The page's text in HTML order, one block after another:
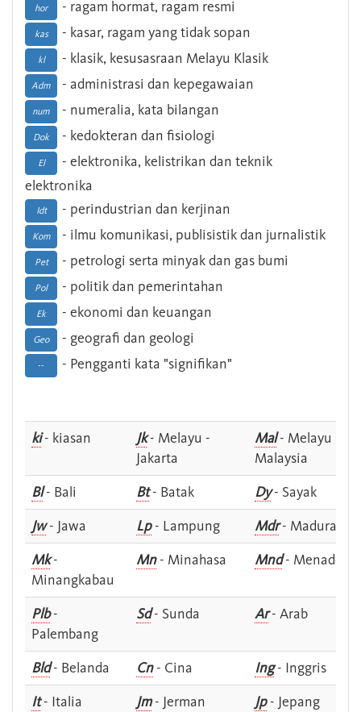
hor - ragam hormat, ragam resmi
kas - kasar, ragam yang tidak sopan
kl - klasik, kesusasraan Melayu Klasik
Adm - administrasi dan kepegawaian
num - numeralia, kata bilangan
Dok - kedokteran dan fisiologi
El
- elektronika, kelistrikan dan teknik
elektronika
Idt - perindustrian dan kerjinan
Kom - ilmu komunikasi, publisistik dan jurnalistik
Pet - petrologi serta minyak dan gas bumi
Pol - politik dan pemerintahan
Ek - ekonomi dan keuangan
Geo - geografi dan geologi
-- - Pengganti kata "signifikan"
ki- kiasan Jk- Melayu -
Jakarta
Mal- Melayu -
Malaysia
Bl- Bali Bt- Batak Dy- Sayak
Jw- Jawa Lp- Lampung Mdr- Madura
Mk-
Minangkabau
Mn- Minahasa Mnd- Menado
Plb-
Palembang
Sd- Sunda Ar- Arab
Bld- Belanda Cn- Cina Ing- Inggris
It- Italia Jm- Jerman Jp- Jepang